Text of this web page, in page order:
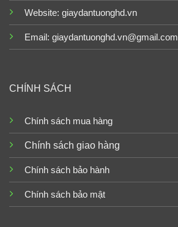
Website: giaydantuonghd.vn
Email: giaydantuonghd.vn@gmail.com
CHÍNH SÁCH
Chính sách mua hàng
Chính sách giao hàng
Chính sách bảo hành
Chính sách bảo mật